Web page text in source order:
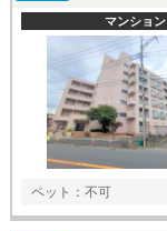
マンション
ペット：不可